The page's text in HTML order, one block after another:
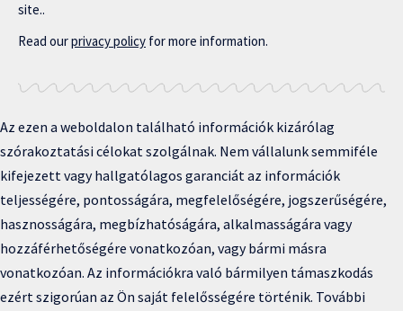
site..
Read ourprivacy policy for more information.
Az ezen a weboldalon található információk kizárólag
szórakoztatási célokat szolgálnak. Nem vállalunk semmiféle
kifejezett vagy hallgatólagos garanciát az információk
teljességére, pontosságára, megfelelőségére, jogszerűségére,
hasznosságára, megbízhatóságára, alkalmasságára vagy
hozzáférhetőségére vonatkozóan, vagy bármi másra
vonatkozóan. Az információkra való bármilyen támaszkodás
ezért szigorúan az Ön saját felelősségére történik. További